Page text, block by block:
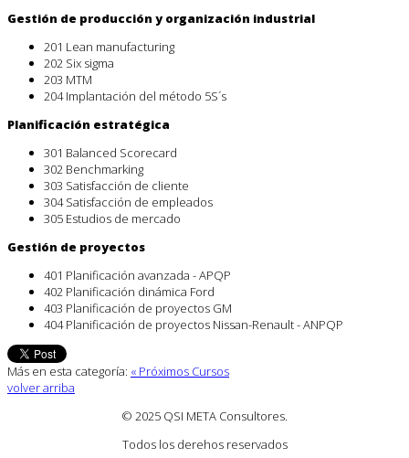
Gestión de producción y organización industrial
201 Lean manufacturing
202 Six sigma
203 MTM
204 Implantación del método 5S´s
Planificación estratégica
301 Balanced Scorecard
302 Benchmarking
303 Satisfacción de cliente
304 Satisfacción de empleados
305 Estudios de mercado
Gestión de proyectos
401 Planificación avanzada - APQP
402 Planificación dinámica Ford
403 Planificación de proyectos GM
404 Planificación de proyectos Nissan-Renault - ANPQP
Más en esta categoría: « Próximos Cursos
volver arriba
© 2025 QSI META Consultores.
Todos los derehos reservados